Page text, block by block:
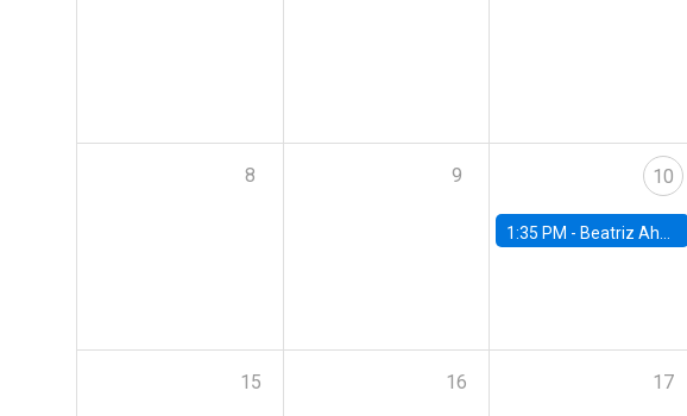
8 9 10
1:35 PM - Beatriz Ahumada, PhD candidate, Universidad de Pittsburgh
15 16 17